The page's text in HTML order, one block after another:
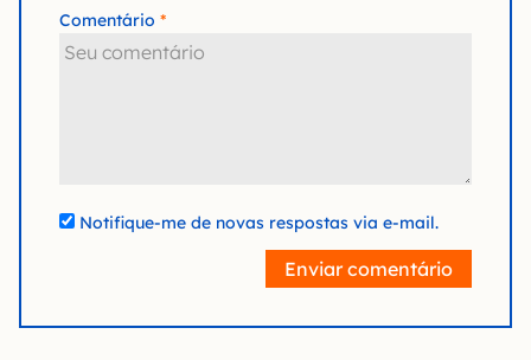
Comentário
Notifique-me de novas respostas via e-mail.
Enviar comentário